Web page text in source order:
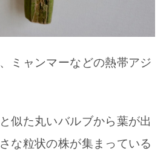
ミャンマーなどの熱帯アジ
似た丸いバルブから葉が出
な粒状の株が集まっている